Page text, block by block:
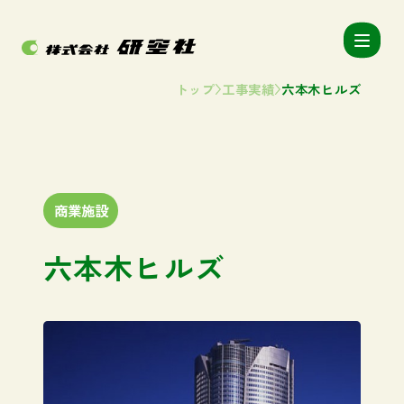
トップ 工事実績 六本木ヒルズ
商業施設
六本木ヒルズ